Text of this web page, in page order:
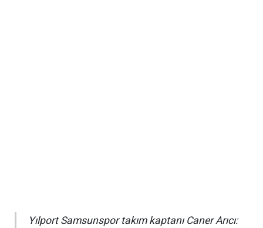
Yılport Samsunspor takım kaptanı Caner Arıcı: